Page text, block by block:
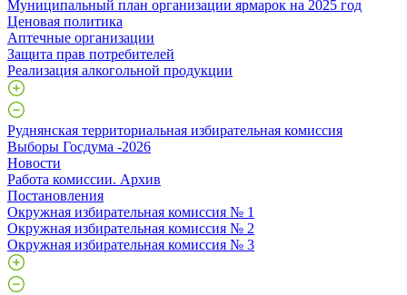
Муниципальный план организации ярмарок на 2025 год
Ценовая политика
Аптечные организации
Защита прав потребителей
Реализация алкогольной продукции
Руднянская территориальная избирательная комиссия
Выборы Госдума -2026
Новости
Работа комиссии. Архив
Постановления
Окружная избирательная комиссия № 1
Окружная избирательная комиссия № 2
Окружная избирательная комиссия № 3